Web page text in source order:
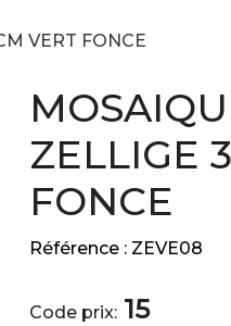
VERT FONCE
ZELLIGE
FONCE
Référence : ZEVE08
Code prix: 15